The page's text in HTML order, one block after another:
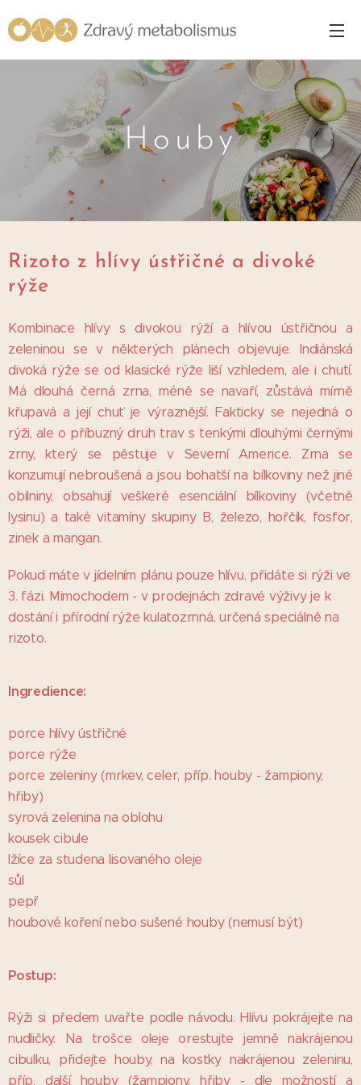
Houby
Rizoto z hlívy ústřičné a divoké
rýže
Kombinace hlívy s divokou rýží a hlívou ústřičnou a
zeleninou se v některých plánech objevuje. Indiánská
divoká rýže se od klasické rýže liší vzhledem, ale i chutí.
Má dlouhá černá zrna, méně se navaří, zůstává mírně
křupavá a její chuť je výraznější. Fakticky se nejedná o
rýži, ale o příbuzný druh trav s tenkými dlouhými černými
zrny, který se pěstuje v Severní Americe. Zrna se
konzumují nebroušená a jsou bohatší na bílkoviny než jiné
obilniny, obsahují veškeré esenciální bílkoviny (včetně
lysinu) a také vitamíny skupiny B, železo, hořčík, fosfor,
zinek a mangan.
Pokud máte v jídelním plánu pouze hlívu, přidáte si rýži ve
3. fázi. Mimochodem - v prodejnách zdravé výživy je k
dostání i přírodní rýže kulatozrnná, určená speciálně na
rizoto.
Ingredience:
porce hlívy ústřičné
porce rýže
porce zeleniny (mrkev, celer, příp. houby - žampiony,
hřiby)
syrová zelenina na oblohu
kousek cibule
lžíce za studena lisovaného oleje
sůl
pepř
houbové koření nebo sušené houby (nemusí být)
Postup:
Rýži si předem uvařte podle návodu. Hlívu pokrájejte na
nudličky. Na trošce oleje orestujte jemně nakrájenou
cibulku, přidejte houby, na kostky nakrájenou zeleninu,
příp. další houby (žampiony, hřiby - dle možností a